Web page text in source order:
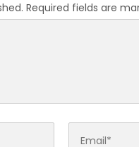
Required fields are